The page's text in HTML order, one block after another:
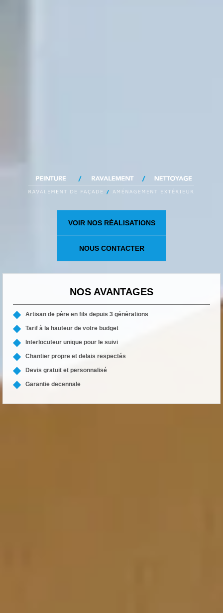
VOIR NOS RÉALISATIONS
NOUS CONTACTER
NOS AVANTAGES
Artisan de père en fils depuis 3 générations
Tarif à la hauteur de votre budget
Interlocuteur unique pour le suivi
Chantier propre et delais respectés
Devis gratuit et personnalisé
Garantie decennale